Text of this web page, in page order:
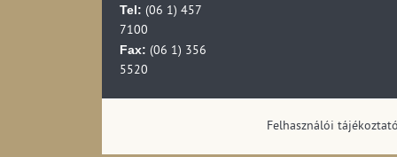
Körzeti televízió
Helyi televíziók a
Tel: (06 1) 457
7100
Fax: (06 1) 356
5520
Felhasználói